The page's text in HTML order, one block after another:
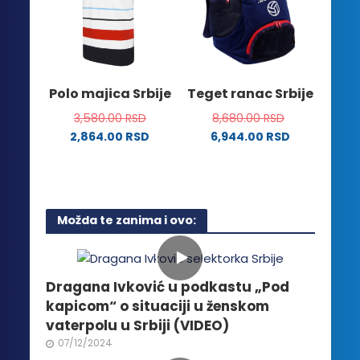
Opcije
mogu
biti
izabrane
stranici
proizvoda.
mogu
biti
izabrane
na
proizvoda.
Polo majica Srbije
3,580.00RSD
2,864.00 RSD
više
varijanti.
mogu
biti
izabrane
na
stranici
Teget ranac Srbije
8,680.00RSD
6,944.00 RSD
Možda te zanima i ovo:
Dragana Ivković u podkastu „Pod
kapicom“ o situaciji u ženskom
vaterpolu u Srbiji (VIDEO)
07/12/2024